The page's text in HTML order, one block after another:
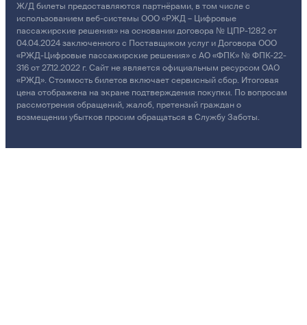
Ж/Д билеты предоставляются партнёрами, в том числе с
использованием веб-системы ООО «РЖД – Цифровые
пассажирские решения» на основании договора № ЦПР-1282 от
04.04.2024 заключенного с Поставщиком услуг и Договора ООО
«РЖД-Цифровые пассажирские решения» с АО «ФПК» № ФПК-22-
316 от 27.12.2022 г. Сайт не является официальным ресурсом ОАО
«РЖД». Стоимость билетов включает сервисный сбор. Итоговая
цена отображена на экране подтверждения покупки. По вопросам
рассмотрения обращений, жалоб, претензий граждан о
возмещении убытков просим обращаться в Службу Заботы.